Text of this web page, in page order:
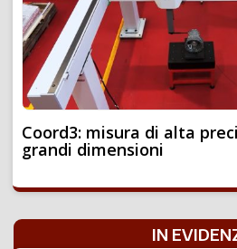
Coord3: misura di alta
grandi dimensioni
IN